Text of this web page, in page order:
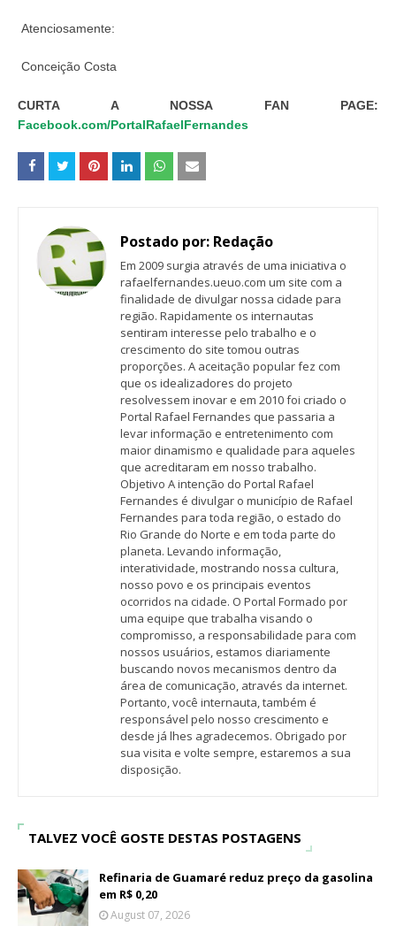
Atenciosamente:
Conceição Costa
CURTA A NOSSA FAN PAGE:
Facebook.com/PortalRafaelFernandes
Postado por: Redação
Em 2009 surgia através de uma iniciativa o
rafaelfernandes.ueuo.com um site com a
finalidade de divulgar nossa cidade para
região. Rapidamente os internautas
sentiram interesse pelo trabalho e o
crescimento do site tomou outras
proporções. A aceitação popular fez com
que os idealizadores do projeto
resolvessem inovar e em 2010 foi criado o
Portal Rafael Fernandes que passaria a
levar informação e entretenimento com
maior dinamismo e qualidade para aqueles
que acreditaram em nosso trabalho.
Objetivo A intenção do Portal Rafael
Fernandes é divulgar o município de Rafael
Fernandes para toda região, o estado do
Rio Grande do Norte e em toda parte do
planeta. Levando informação,
interatividade, mostrando nossa cultura,
nosso povo e os principais eventos
ocorridos na cidade. O Portal Formado por
uma equipe que trabalha visando o
compromisso, a responsabilidade para com
nossos usuários, estamos diariamente
buscando novos mecanismos dentro da
área de comunicação, através da internet.
Portanto, você internauta, também é
responsável pelo nosso crescimento e
desde já lhes agradecemos. Obrigado por
sua visita e volte sempre, estaremos a sua
disposição.
TALVEZ VOCÊ GOSTE DESTAS POSTAGENS
Refinaria de Guamaré reduz preço da gasolina
em R$ 0,20
August 07, 2026